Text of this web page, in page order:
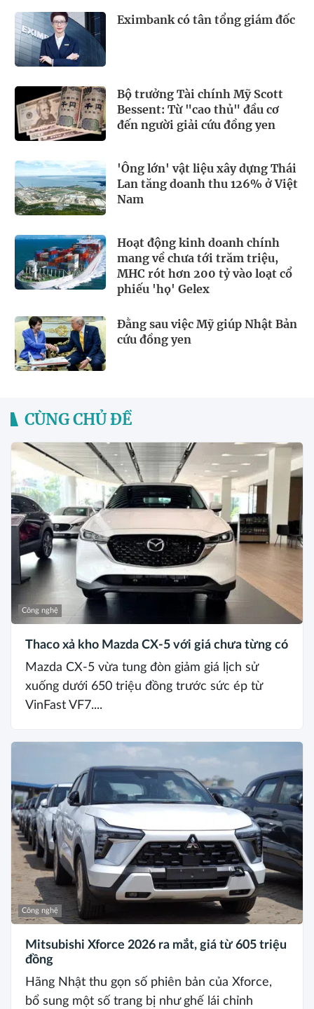
Eximbank có tân tổng giám đốc
Bộ trưởng Tài chính Mỹ Scott
Bessent: Từ "cao thủ" đầu cơ
đến người giải cứu đồng yen
'Ông lớn' vật liệu xây dựng Thái
Lan tăng doanh thu 126% ở Việt
Nam
Hoạt động kinh doanh chính
mang về chưa tới trăm triệu,
MHC rót hơn 200 tỷ vào loạt cổ
phiếu 'họ' Gelex
Đằng sau việc Mỹ giúp Nhật Bản
cứu đồng yen
CÙNG CHỦ ĐỀ
Công nghệ
Thaco xả kho Mazda CX-5 với giá chưa từng có
Mazda CX-5 vừa tung đòn giảm giá lịch sử
xuống dưới 650 triệu đồng trước sức ép từ
VinFast VF7....
Công nghệ
Mitsubishi Xforce 2026 ra mắt, giá từ 605 triệu
đồng
Hãng Nhật thu gọn số phiên bản của Xforce,
bổ sung một số trang bị như ghế lái chỉnh